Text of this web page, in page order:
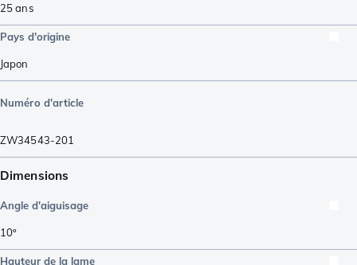
25 ans
Pays d'origine
Japon
Numéro d'article
ZW34543-201
Dimensions
Angle d'aiguisage
10º
Hauteur de la lame